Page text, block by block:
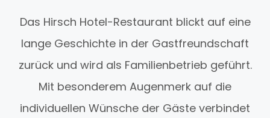
Das Hirsch Hotel-Restaurant blickt auf eine
lange Geschichte in der Gastfreundschaft
zurück und wird als Familienbetrieb geführt.
Mit besonderem Augenmerk auf die
individuellen Wünsche der Gäste verbindet